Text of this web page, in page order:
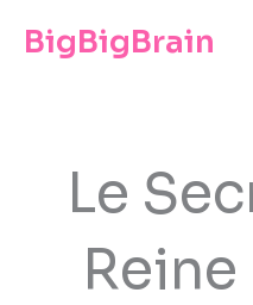
content
BigBigBrain
Le
Reine
owner
accessibility